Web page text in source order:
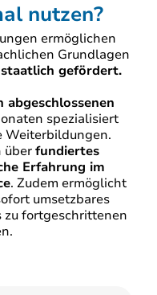
nutzen?
ermöglichen
Grundlagen
gefördert.
spezialisiert
Weiterbildungen.
überfundiertes
Erfahrung im
. Zudem ermöglicht
umsetzbares
zu fortgeschrittenen